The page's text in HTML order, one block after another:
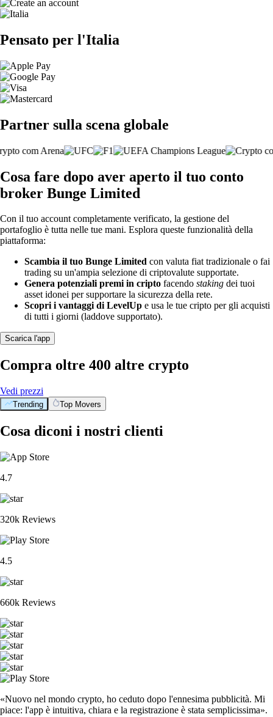
Pensato per l'Italia
Partner sulla scena globale
Cosa fare dopo aver aperto il tuo conto
broker Bunge Limited
Con il tuo account completamente verificato, la gestione del
portafoglio è tutta nelle tue mani. Esplora queste funzionalità della
piattaforma:
Scambia il tuo Bunge Limited con valuta fiat tradizionale o fai
trading su un'ampia selezione di criptovalute supportate.
Genera potenziali premi in cripto facendo staking dei tuoi
asset idonei per supportare la sicurezza della rete.
Scopri i vantaggi di LevelUp e usa le tue cripto per gli acquisti
di tutti i giorni (laddove supportato).
Scarica l'app
Compra oltre 400 altre crypto
Vedi prezzi
Trending Top Movers
Cosa diconi i nostri clienti
4.7
320k Reviews
4.5
660k Reviews
«Nuovo nel mondo crypto, ho ceduto dopo l'ennesima pubblicità. Mi
piace: l'app è intuitiva, chiara e la registrazione è stata semplicissima».